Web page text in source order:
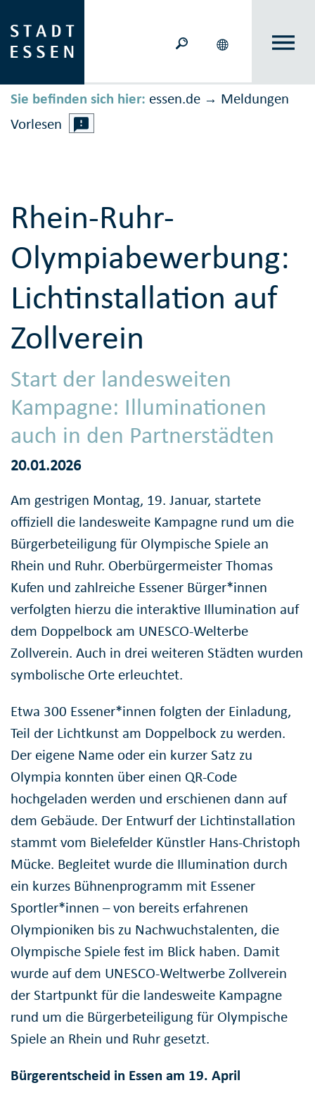
Sie befinden sich hier: essen.de → Meldungen
Vorlesen
Rhein-Ruhr-
Olympiabewerbung:
Lichtinstallation auf
Zollverein
Start der landesweiten
Kampagne: Illuminationen
auch in den Partnerstädten
20.01.2026
Am gestrigen Montag, 19. Januar, startete
offiziell die landesweite Kampagne rund um die
Bürgerbeteiligung für Olympische Spiele an
Rhein und Ruhr. Oberbürgermeister Thomas
Kufen und zahlreiche Essener Bürger*innen
verfolgten hierzu die interaktive Illumination auf
dem Doppelbock am UNESCO-Welterbe
Zollverein. Auch in drei weiteren Städten wurden
symbolische Orte erleuchtet.
Etwa 300 Essener*innen folgten der Einladung,
Teil der Lichtkunst am Doppelbock zu werden.
Der eigene Name oder ein kurzer Satz zu
Olympia konnten über einen QR-Code
hochgeladen werden und erschienen dann auf
dem Gebäude. Der Entwurf der Lichtinstallation
stammt vom Bielefelder Künstler Hans-Christoph
Mücke. Begleitet wurde die Illumination durch
ein kurzes Bühnenprogramm mit Essener
Sportler*innen – von bereits erfahrenen
Olympioniken bis zu Nachwuchstalenten, die
Olympische Spiele fest im Blick haben. Damit
wurde auf dem UNESCO-Weltwerbe Zollverein
der Startpunkt für die landesweite Kampagne
rund um die Bürgerbeteiligung für Olympische
Spiele an Rhein und Ruhr gesetzt.
Bürgerentscheid in Essen am 19. April